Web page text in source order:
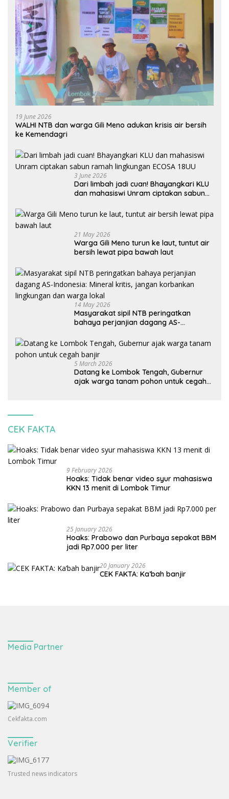
19 June 2026
WALHI NTB dan warga Gili Meno adukan krisis air bersih
ke Kemendagri
3 June 2026
Dari limbah jadi cuan! Bhayangkari KLU
dan mahasiswi Unram ciptakan sabun
21 May 2026
Warga Gili Meno turun ke laut, tuntut air
bersih lewat pipa bawah laut
14 May 2026
Masyarakat sipil NTB peringatkan
bahaya perjanjian dagang AS-
korbankan lingkungan dan warga lokal
5 March 2026
Datang ke Lombok Tengah, Gubernur
ajak warga tanam pohon untuk cegah
CEK FAKTA
9 February 2026
Hoaks: Tidak benar video syur mahasiswa
KKN 13 menit di Lombok Timur
25 January 2026
Hoaks: Prabowo dan Purbaya sepakat BBM
jadi Rp7.000 per liter
20 January 2026
CEK FAKTA: Ka’bah banjir
Media Partner
Member of
Cekfakta.com
Verifier
Trusted news indicators